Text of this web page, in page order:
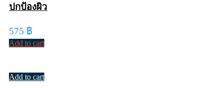
ปกป้องผิว
575 ฿
Add to cart
Add to cart